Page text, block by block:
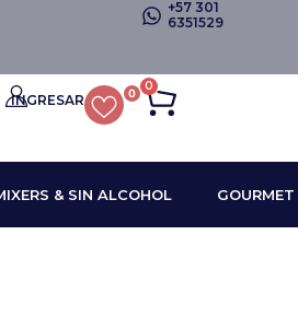
+57 301
6351529
INGRESAR 0 0
& SIN ALCOHOL